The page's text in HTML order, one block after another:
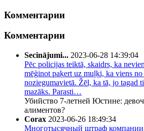
Комментарии
Комментарии
Secinājumi... 2023-06-28 14:39:04
Pēc policijas teiktā, skaidrs, ka
mēģinot paķert uz muļķi, ka viens
noziegumavietā. Žēl, ka tā, jo tagad
mazāks. Parasti…
Убийство 7-летней Юстине:
алиментов?
Corax 2023-06-26 18:49:34
Многотысячный штраф компании-